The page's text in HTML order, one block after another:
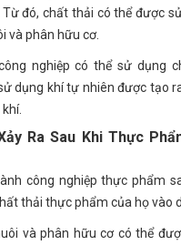
đó, chất thải có thể được
và phân hữu cơ.
nghiệp có thể sử dụng
dụng khí tự nhiên được tạo
ảy Ra Sau Khi Thực Phẩ
công nghiệp thực phẩm
thải thực phẩm của họ vào
và phân hữu cơ có thể